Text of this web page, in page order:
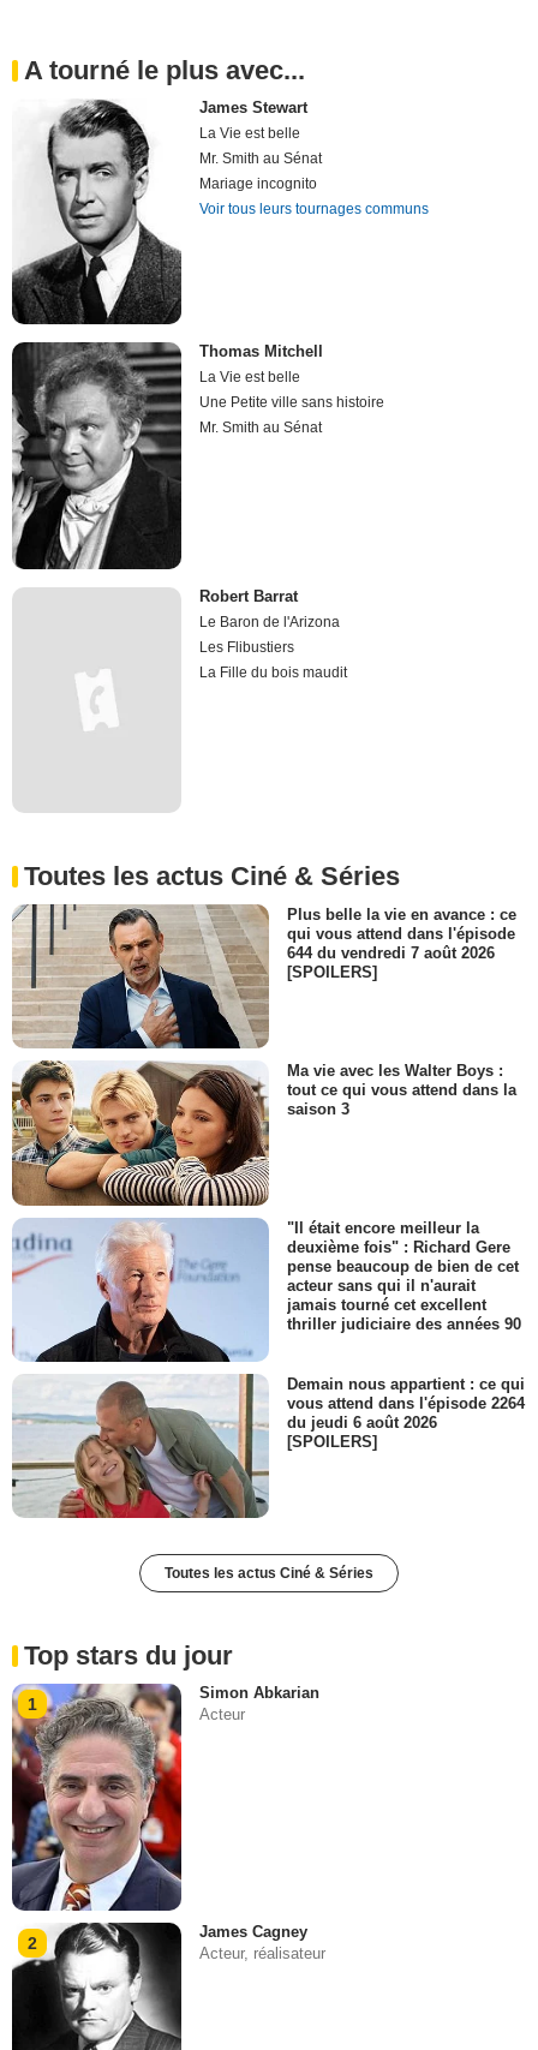
A tourné le plus avec...
James Stewart
La Vie est belle
Mr. Smith au Sénat
Mariage incognito
Voir tous leurs tournages communs
Thomas Mitchell
La Vie est belle
Une Petite ville sans histoire
Mr. Smith au Sénat
Robert Barrat
Le Baron de l'Arizona
Les Flibustiers
La Fille du bois maudit
Toutes les actus Ciné & Séries
Plus belle la vie en avance : ce
qui vous attend dans l'épisode
644 du vendredi 7 août 2026
[SPOILERS]
Ma vie avec les Walter Boys :
tout ce qui vous attend dans la
saison 3
"Il était encore meilleur la
deuxième fois" : Richard Gere
pense beaucoup de bien de cet
acteur sans qui il n'aurait
jamais tourné cet excellent
thriller judiciaire des années 90
Demain nous appartient : ce qui
vous attend dans l'épisode 2264
du jeudi 6 août 2026
[SPOILERS]
Toutes les actus Ciné & Séries
Top stars du jour
1
Simon Abkarian
Acteur
2
James Cagney
Acteur, réalisateur